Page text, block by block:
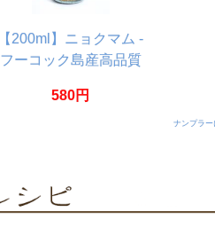
【200ml】ニョクマム -
フーコック島産高品質
580円
ナンプラ